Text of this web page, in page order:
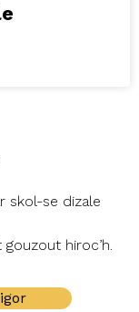
skol-se dizale
hiroc’h.